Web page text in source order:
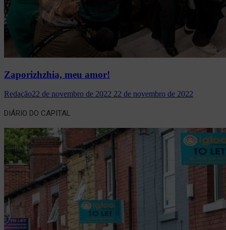
Zaporizhzhia, meu amor!
Redação22 de novembro de 2022 22 de novembro de 2022
DIÁRIO DO CAPITAL